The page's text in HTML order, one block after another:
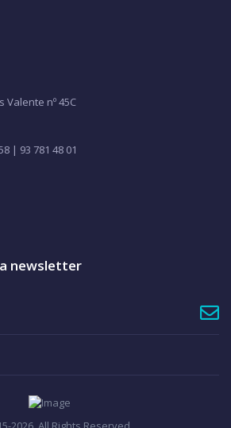
Valente nº 45C
| 93 781 48 01
newsletter